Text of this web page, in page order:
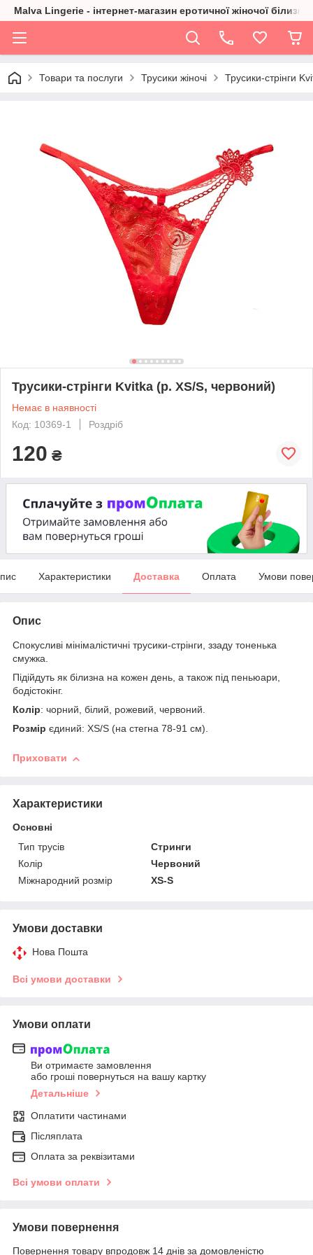
Malva Lingerie - інтернет-магазин еротичної жіночої білизни
Товари та послуги Трусики жіночі Трусики-стрінги
Трусики-стрінги Kvitka (р. XS/S, червоний)
Немає в наявності
Код: 10369-1
Роздріб
120 ₴
Характеристики Доставка Оплата Умови
Опис
Спокусливі мінімалістичні трусики-стрінги, ззаду тоненька
смужка.
Підійдуть як білизна на кожен день, а також під пеньюари,
бодістокінг.
Колір: чорний, білий, рожевий, червоний.
Розмір єдиний: XS/S (на стегна 78-91 см).
Приховати
Характеристики
Основні
Тип трусів
Стринги
Колір
Червоний
Міжнародний розмір
XS-S
Умови доставки
Нова Пошта
Всі умови доставки
Умови оплати
Ви отримаєте замовлення
або гроші повернуться на вашу картку
Детальніше
Оплатити частинами
Післяплата
Оплата за реквізитами
Всі умови оплати
Умови повернення
Повернення товару впродовж 14 днів за домовленістю